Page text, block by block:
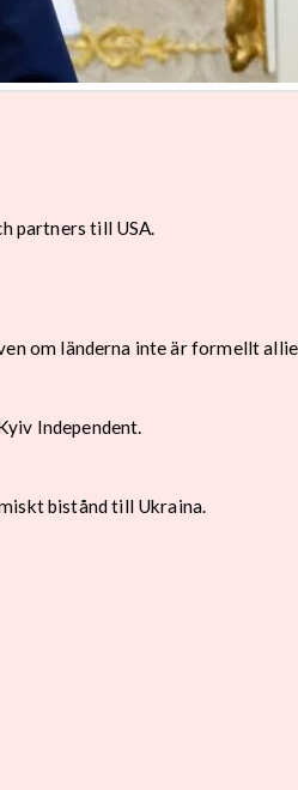
partners till USA.
om länderna inte är formellt
Independent.
bistånd till Ukraina.